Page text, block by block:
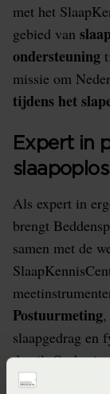
met het
gebied van
ondersteuning
missie om
tijdens het
Expert in
Als expert in
brengt
samen met de
Postuurmeting
slaapgedrag en
detail. Op basis
optimale